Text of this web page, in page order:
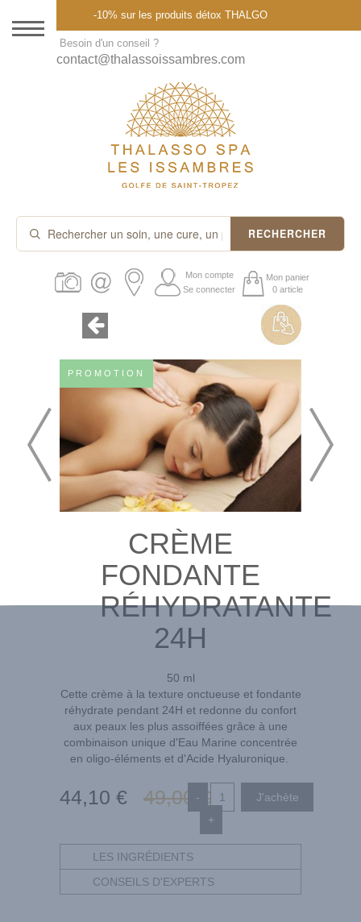
DESTINATION
THALASSO SPA
CURES ET FORFAITS
SOINS À LA CARTE
ABONNEMENTS
PROMOS
-10% sur les produits détox THALGO
Besoin d'un conseil ?
contact@thalassoissambres.com
RECHERCHER
Mon compte
Se connecter
Mon panier
0 article
PROMOTION
CRÈME
FONDANTE
RÉHYDRATANTE
24H
50 ml
Cette crème à la texture onctueuse et fondante
réhydrate pendant 24H et redonne du confort
aux peaux les plus assoiffées grâce à une
combinaison unique d'Eau Marine concentrée
en oligo-éléments et d'Acide Hyaluronique.
44,10 € 49,00 €
-
+
LES INGRÉDIENTS
CONSEILS D'EXPERTS